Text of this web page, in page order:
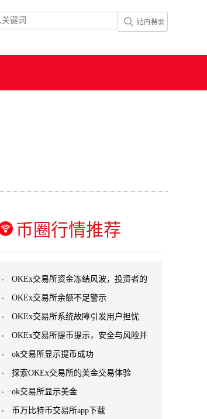
币圈行情推荐
OKEx交易所资金冻结风波，投资者的
OKEx交易所余额不足警示
OKEx交易所系统故障引发用户担忧
OKEx交易所提币提示，安全与风险并
ok交易所显示提币成功
探索OKEx交易所的美金交易体验
ok交易所显示美金
币万比特币交易所app下载